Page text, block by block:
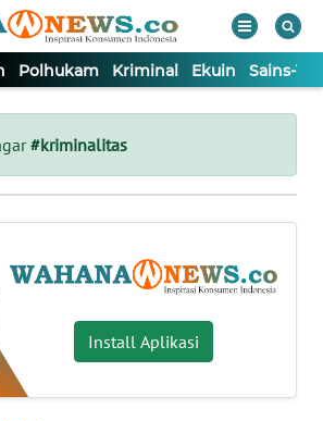
Polhukam Kriminal Ekuin Sains-
#kriminalitas
Install Aplikasi